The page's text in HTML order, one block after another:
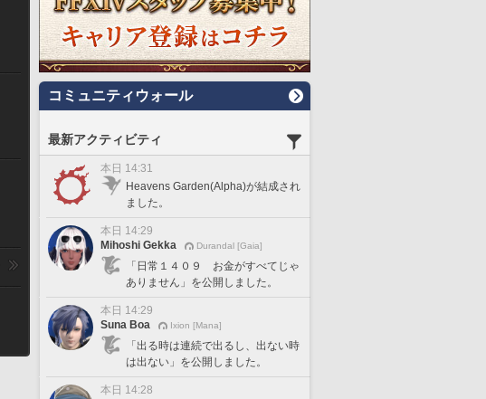
コミュニティウォール
最新アクティビティ
本日 14:31
Heavens Garden(Alpha)が結成され
ました。
本日 14:29
Mihoshi Gekka
Durandal [Gaia]
「日常１４０９ お金がすべてじゃ
ありません」を公開しました。
本日 14:29
Suna Boa
Ixion [Mana]
「出る時は連続で出るし、出ない時
は出ない」を公開しました。
本日 14:28